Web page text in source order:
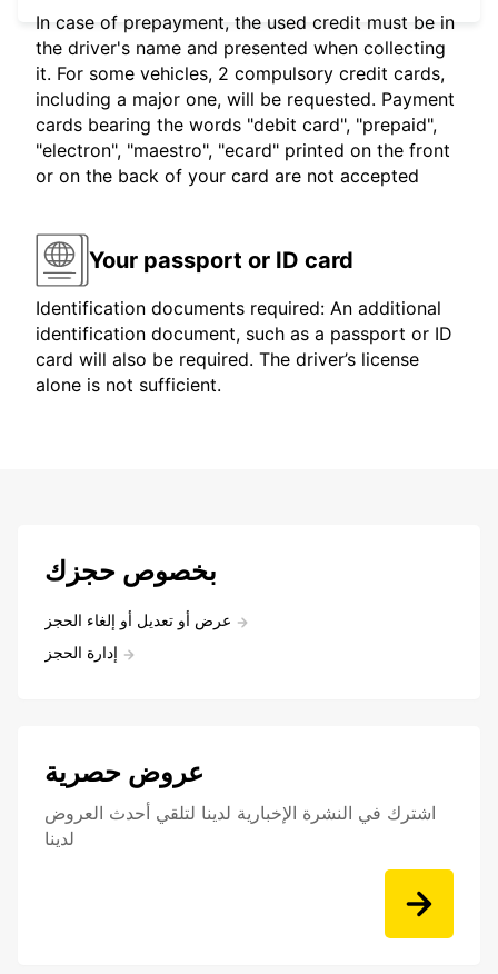
In case of prepayment, the used credit must be in
the driver's name and presented when collecting
it. For some vehicles, 2 compulsory credit cards,
including a major one, will be requested. Payment
cards bearing the words "debit card", "prepaid",
"electron", "maestro", "ecard" printed on the front
or on the back of your card are not accepted
Your passport or ID card
Identification documents required: An additional
identification document, such as a passport or ID
card will also be required. The driver’s license
alone is not sufficient.
بخصوص حجزك
عرض أو تعديل أو إلغاء الحجز
إدارة الحجز
عروض حصرية
اشترك في النشرة الإخبارية لدينا لتلقي أحدث العروض
لدينا